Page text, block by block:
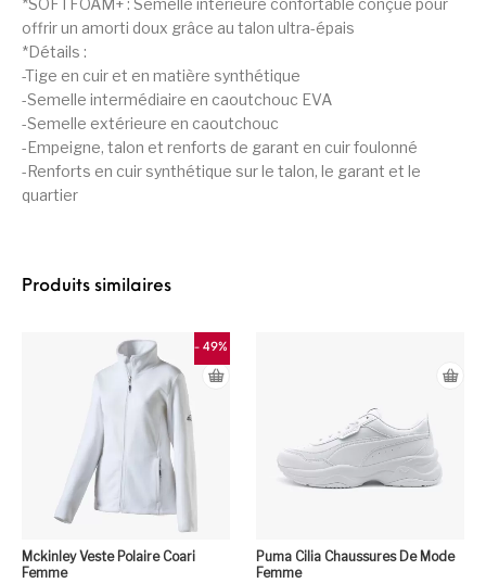
offrir un amorti doux grâce au talon ultra-épais
*Détails :
-Tige en cuir et en matière synthétique
-Semelle intermédiaire en caoutchouc EVA
-Semelle extérieure en caoutchouc
-Empeigne, talon et renforts de garant en cuir foulonné
-Renforts en cuir synthétique sur le talon, le garant et le
quartier
Produits similaires
- 49%
Mckinley Veste Polaire Coari
Femme
Puma Cilia Chaussures De Mode
Femme